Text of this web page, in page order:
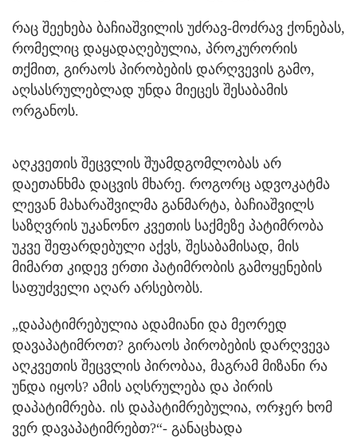
რაც შეეხება ბაჩიაშვილის უძრავ-მოძრავ ქონებას,
რომელიც დაყადაღებულია, პროკურორის
თქმით, გირაოს პირობების დარღვევის გამო,
აღსასრულებლად უნდა მიეცეს შესაბამის
ორგანოს.
აღკვეთის შეცვლის შუამდგომლობას არ
დაეთანხმა დაცვის მხარე. როგორც ადვოკატმა
ლევან მახარაშვილმა განმარტა, ბაჩიაშვილს
საზღვრის უკანონო კვეთის საქმეზე პატიმრობა
უკვე შეფარდებული აქვს, შესაბამისად, მის
მიმართ კიდევ ერთი პატიმრობის გამოყენების
საფუძველი აღარ არსებობს.
„დაპატიმრებულია ადამიანი და მეორედ
დავაპატიმროთ? გირაოს პირობების დარღვევა
აღკვეთის შეცვლის პირობაა, მაგრამ მიზანი რა
უნდა იყოს? ამის აღსრულება და პირის
დაპატიმრება. ის დაპატიმრებულია, ორჯერ ხომ
ვერ დავაპატიმრებთ?“- განაცხადა